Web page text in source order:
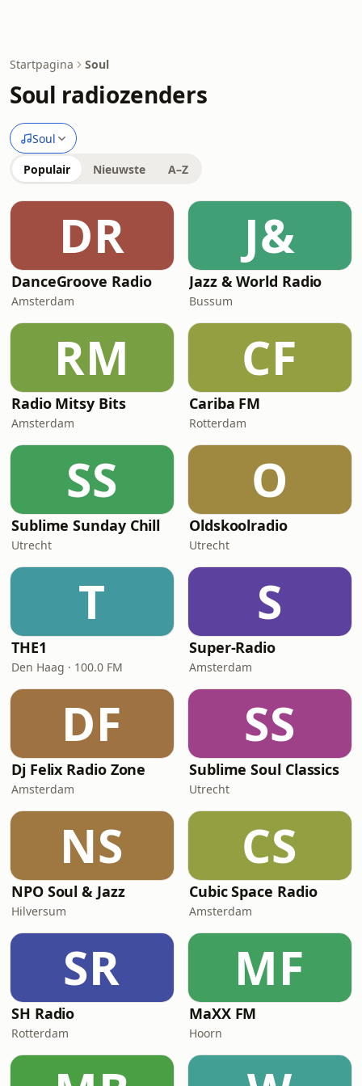
Startpagina Soul
Soul radiozenders
Soul
Populair Nieuwste A–Z
DR
DanceGroove Radio
Amsterdam
J&
Jazz & World Radio
Bussum
RM
Radio Mitsy Bits
Amsterdam
CF
Cariba FM
Rotterdam
SS
Sublime Sunday Chill
Utrecht
O
Oldskoolradio
Utrecht
T
THE1
Den Haag · 100.0 FM
S
Super-Radio
Amsterdam
DF
Dj Felix Radio Zone
Amsterdam
SS
Sublime Soul Classics
Utrecht
NS
NPO Soul & Jazz
Hilversum
CS
Cubic Space Radio
Amsterdam
SR
SH Radio
Rotterdam
MF
MaXX FM
Hoorn